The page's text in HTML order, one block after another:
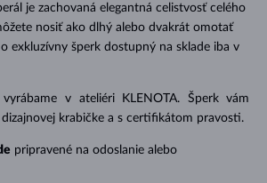
je zachovaná elegantná celistvosť celého
nosiť ako dlhý alebo dvakrát omotať
exkluzívny šperk dostupný na sklade iba v
v ateliéri KLENOTA. Šperk vám
krabičke a s certifikátom pravosti.
pripravené na odoslanie alebo